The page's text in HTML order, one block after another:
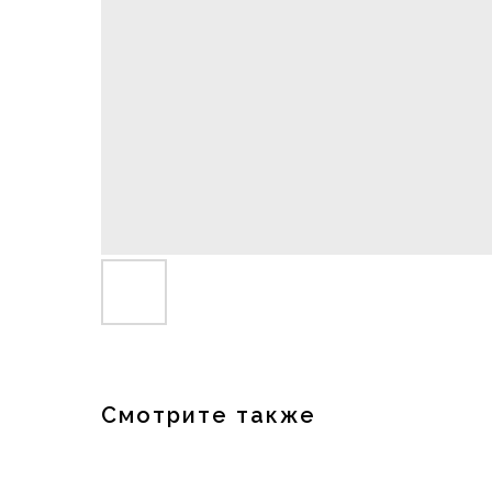
Смотрите также